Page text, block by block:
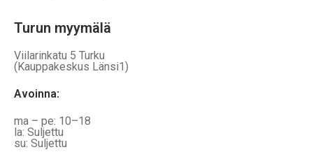
Turun myymälä
Viilarinkatu 5 Turku
(Kauppakeskus Länsi1)
Avoinna:
ma – pe: 10–18
la: Suljettu
su: Suljettu